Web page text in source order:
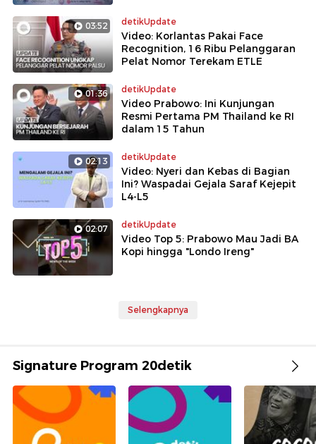
03:52 detikUpdate
Video: Korlantas Pakai Face
Recognition, 16 Ribu Pelanggaran
Pelat Nomor Terekam ETLE
01:36 detikUpdate
Video Prabowo: Ini Kunjungan
Resmi Pertama PM Thailand ke RI
dalam 15 Tahun
02:13 detikUpdate
Video: Nyeri dan Kebas di Bagian
Ini? Waspadai Gejala Saraf Kejepit
L4-L5
02:07 detikUpdate
Video Top 5: Prabowo Mau Jadi BA
Kopi hingga "Londo Ireng"
Selengkapnya
Signature Program 20detik